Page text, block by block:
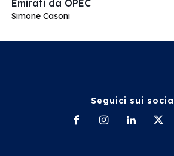
Emirati da OPEC
Simone Casoni
Seguici sui